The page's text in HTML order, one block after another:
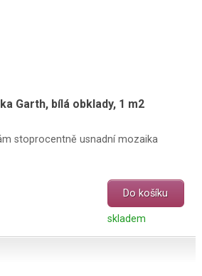
Garth, bílá obklady, 1 m2
stoprocentně usnadní mozaika
Do košíku
skladem